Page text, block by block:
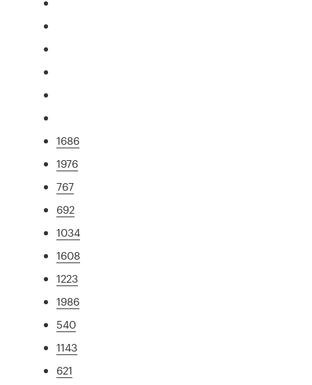
1686
1976
767
692
1034
1608
1223
1986
540
1143
621